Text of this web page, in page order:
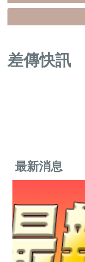
差傳快訊
最新消息